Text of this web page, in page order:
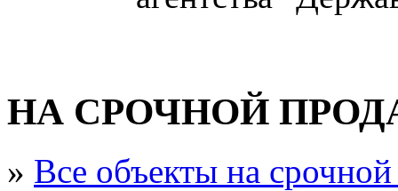
НА СРОЧНОЙ
» Все объекты на